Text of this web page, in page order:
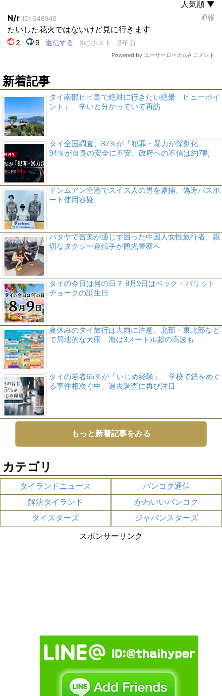
新着記事
タイ南部ピピ島で絶対に行きたい絶景「ビューポイ
ント」 辛いと分かっていて再訪
タイ全国調査、87％が「犯罪・暴力が深刻化」
94％が自身の安全に不安、政府への不信は約7割
ドンムアン空港でスイス人の男を逮捕、偽造パスポ
ート使用容疑
パタヤで言葉が通じず困った中国人女性旅行者、親
切なタクシー運転手が観光警察へ
タイの今日は何の日？ 8月9日はペック・パリット
チョークの誕生日
夏休みのタイ旅行は大雨に注意、北部・東北部など
で局地的な大雨 海は3メートル超の高波も
タイの若者65％が「いじめ経験」 学校で銃をめぐ
る事件相次ぐ中、過去調査に再び注目
もっと新着記事をみる
カテゴリ
タイランドニュース
バンコク通信
解決タイランド
かわいいバンコク
タイスターズ
ジャパンスターズ
スポンサーリンク